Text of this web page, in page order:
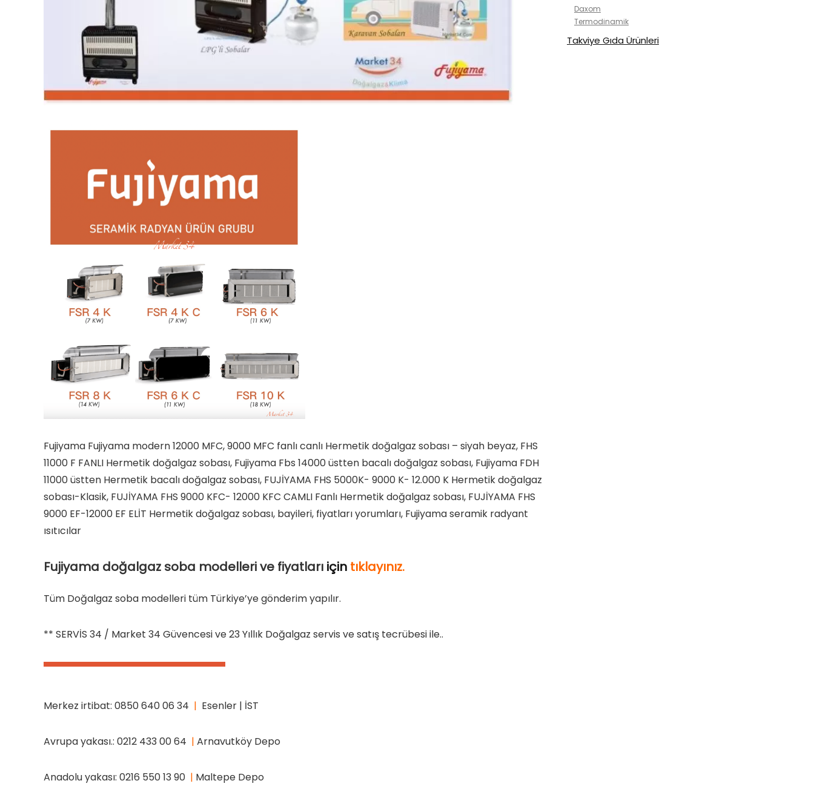
Fujiyama Fujiyama modern 12000 MFC, 9000 MFC fanlı canlı Hermetik doğalgaz sobası – siyah beyaz, FHS
11000 F FANLI Hermetik doğalgaz sobası, Fujiyama Fbs 14000 üstten bacalı doğalgaz sobası, Fujiyama FDH
11000 üstten Hermetik bacalı doğalgaz sobası, FUJİYAMA FHS 5000K- 9000 K- 12.000 K Hermetik doğalgaz
sobası-Klasik, FUJİYAMA FHS 9000 KFC- 12000 KFC CAMLI Fanlı Hermetik doğalgaz sobası, FUJİYAMA FHS
9000 EF-12000 EF ELİT Hermetik doğalgaz sobası, bayileri, fiyatları yorumları, Fujiyama seramik radyant
ısıtıcılar
Fujiyama doğalgaz soba modelleri ve fiyatları için tıklayınız.
Tüm Doğalgaz soba modelleri tüm Türkiye’ye gönderim yapılır.
** SERVİS 34 / Market 34 Güvencesi ve 23 Yıllık Doğalgaz servis ve satış tecrübesi ile..
Merkez irtibat: 0850 640 06 34 | Esenler | İST
Avrupa yakası.: 0212 433 00 64 | Arnavutköy Depo
Anadolu yakası: 0216 550 13 90 | Maltepe Depo
Daxom
Termodinamik
Takviye Gıda Ürünleri